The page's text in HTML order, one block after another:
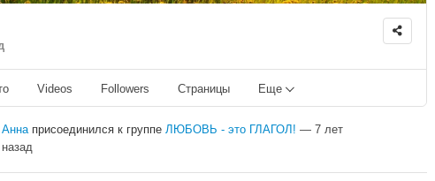
Videos Followers Страницы Еще
Анна присоединился к группе ЛЮБОВЬ - это ГЛАГОЛ! — 7 лет
назад